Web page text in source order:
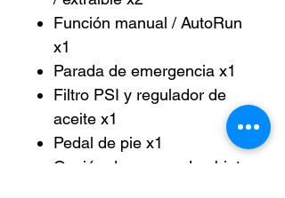
Función manual / AutoRun
x1
Parada de emergencia x1
Filtro PSI y regulador de
aceite x1
Pedal de pie x1
Opción de sensor de objeto